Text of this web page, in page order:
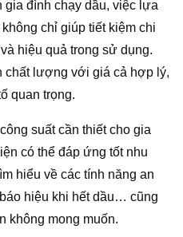
gia đình chạy dầu, việc lựa
chỉ giúp tiết kiệm chi
hiệu quả trong sử dụng.
chất lượng với giá cả hợp lý,
quan trọng.
suất cần thiết cho gia
có thể đáp ứng tốt nhu
hiểu về các tính năng an
hiệu khi hết dầu… cũng
không mong muốn.